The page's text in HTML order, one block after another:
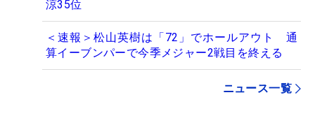
涼35位
＜速報＞松山英樹は「72」でホールアウト 通
算イーブンパーで今季メジャー2戦目を終える
ニュース一覧